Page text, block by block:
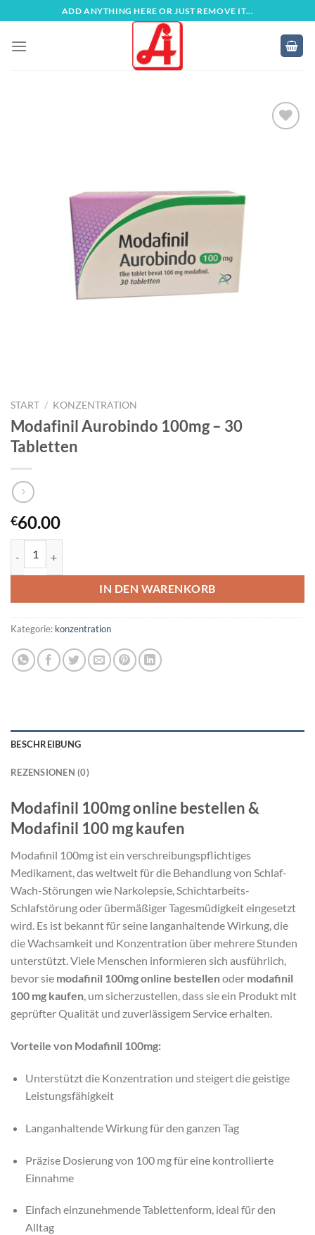
Inhalt
springen
ADD ANYTHING HERE OR JUST REMOVE IT...
START / KONZENTRATION
Modafinil Aurobindo 100mg – 30
Tabletten
€60.00
IN DEN WARENKORB
Kategorie: konzentration
BESCHREIBUNG
REZENSIONEN (0)
Modafinil 100mg online bestellen &
Modafinil 100 mg kaufen
Modafinil 100mg ist ein verschreibungspflichtiges
Medikament, das weltweit für die Behandlung von Schlaf-
Wach-Störungen wie Narkolepsie, Schichtarbeits-
Schlafstörung oder übermäßiger Tagesmüdigkeit eingesetzt
wird. Es ist bekannt für seine langanhaltende Wirkung, die
die Wachsamkeit und Konzentration über mehrere Stunden
unterstützt. Viele Menschen informieren sich ausführlich,
bevor sie modafinil 100mg online bestellenoder modafinil
100 mg kaufen, um sicherzustellen, dass sie ein Produkt mit
geprüfter Qualität und zuverlässigem Service erhalten.
Vorteile von Modafinil 100mg:
Unterstützt die Konzentration und steigert die geistige
Leistungsfähigkeit
Langanhaltende Wirkung für den ganzen Tag
Präzise Dosierung von 100 mg für eine kontrollierte
Einnahme
Einfach einzunehmende Tablettenform, ideal für den
Alltag